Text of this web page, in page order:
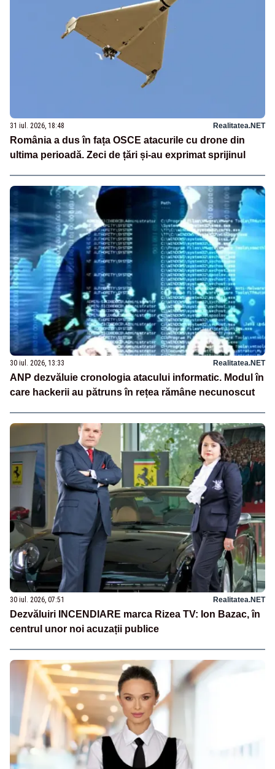
31 iul. 2026, 18:48 Realitatea.NET
România a dus în fața OSCE atacurile cu drone din
ultima perioadă. Zeci de țări și-au exprimat sprijinul
30 iul. 2026, 13:33 Realitatea.NET
ANP dezvăluie cronologia atacului informatic. Modul în
care hackerii au pătruns în rețea rămâne necunoscut
30 iul. 2026, 07:51 Realitatea.NET
Dezvăluiri INCENDIARE marca Rizea TV: Ion Bazac, în
centrul unor noi acuzații publice